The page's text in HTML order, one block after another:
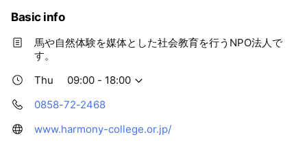
Basic info
馬や自然体験を媒体とした社会教育を行うNPO法人で
す。
Thu
09:00 - 18:00
0858-72-2468
www.harmony-college.or.jp/